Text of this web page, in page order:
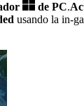
de PC.
usando la in-